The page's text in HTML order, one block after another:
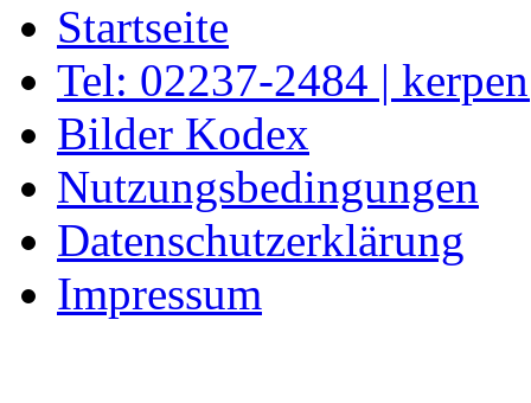
Startseite
Tel: 02237-2484 |
Bilder Kodex
Nutzungsbedingungen
Datenschutzerklärung
Impressum